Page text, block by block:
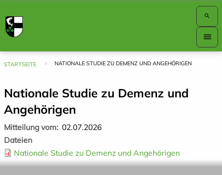
search
Bar
menu
Pfadnavigation
STARTSEITE NATIONALE STUDIE ZU DEMENZ UND ANGEHÖRIGEN
Nationale Studie zu Demenz und
Angehörigen
Mitteilung vom 02.07.2026
Dateien
Nationale Studie zu Demenz und Angehörigen